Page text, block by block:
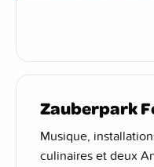
Zauberpark
Musique,
culinaires et deux